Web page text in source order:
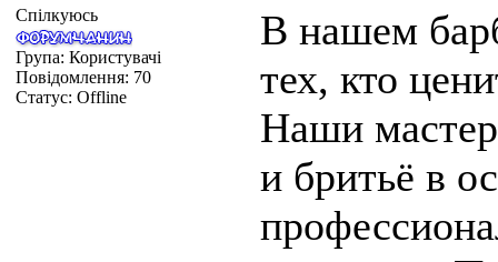
Спілкуюсь
Група: Користувачі
Повідомлення: 70
Статус: Offline
В нашем
тех, кто
Наши
и бритьё в